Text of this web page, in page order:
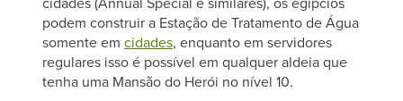
podem construir a Estação de Tratamento de Água
somente em cidades, enquanto em servidores
regulares isso é possível em qualquer aldeia que
tenha uma Mansão do Herói no nível 10.